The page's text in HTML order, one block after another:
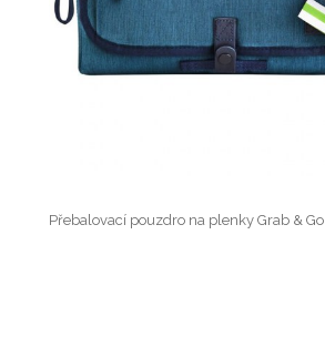
Přebalovací pouzdro na plenky Grab & Go